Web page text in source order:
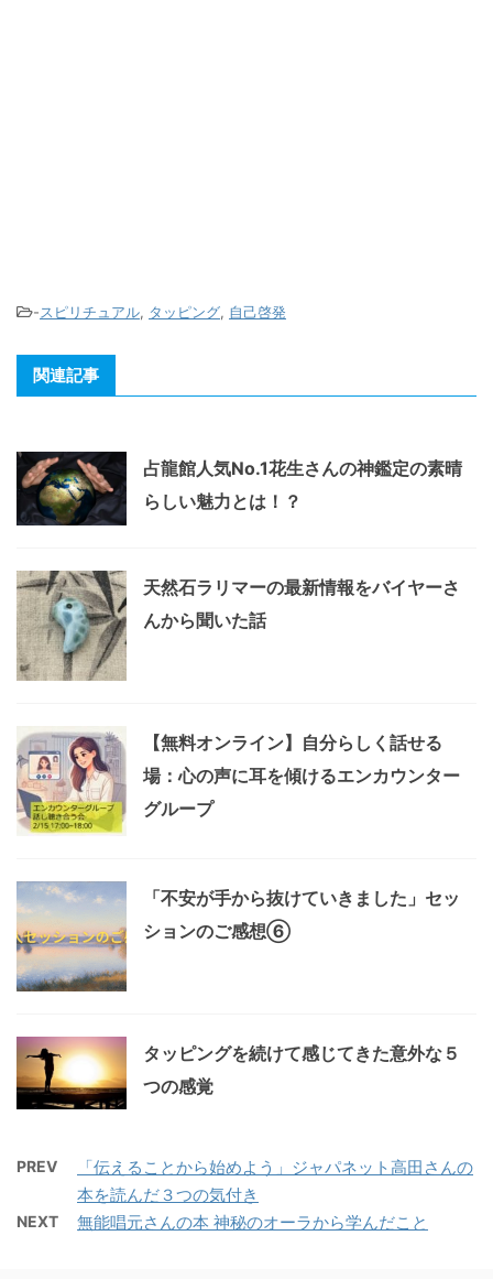
-スピリチュアル, タッピング, 自己啓発
関連記事
占龍館人気No.1花生さんの神鑑定の素晴
らしい魅力とは！？
天然石ラリマーの最新情報をバイヤーさ
んから聞いた話
【無料オンライン】自分らしく話せる
場：心の声に耳を傾けるエンカウンター
グループ
「不安が手から抜けていきました」セッ
ションのご感想⑥
タッピングを続けて感じてきた意外な５
つの感覚
PREV
「伝えることから始めよう」ジャパネット高田さんの
本を読んだ３つの気付き
NEXT 無能唱元さんの本 神秘のオーラから学んだこと